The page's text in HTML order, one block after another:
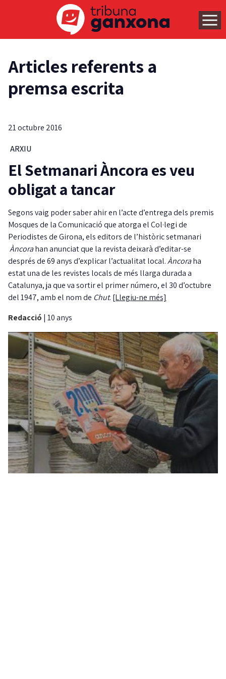
Articles referents a
premsa escrita
21 octubre 2016
ARXIU
El Setmanari Àncora es veu
obligat a tancar
Segons vaig poder saber ahir en l’acte d’entrega dels premis
Mosques de la Comunicació que atorga el Col·legi de
Periodistes de Girona, els editors de l’històric setmanari
Àncorahan anunciat que la revista deixarà d’editar-se
després de 69 anys d’explicar l’actualitat local.Àncoraha
estat una de les revistes locals de més llarga durada a
Catalunya, ja que va sortir el primer número, el 30 d’octubre
del 1947, amb el nom de Chut. [Llegiu-ne més]
Redacció | 10 anys